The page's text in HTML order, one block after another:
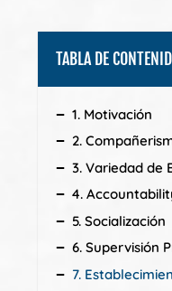
TABLA DE
1. Motivación
2.
3. Variedad de
4.
5. Socialización
6. Supervisión
7.